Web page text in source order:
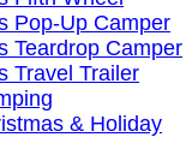
Pop-Up Camper
Teardrop Camper
Travel Trailer
& Holiday